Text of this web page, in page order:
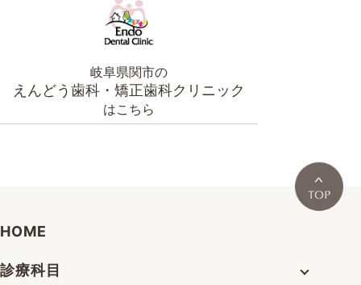
岐阜県関市の
えんどう歯科・矯正歯科クリニック
はこちら
HOME
診療科目